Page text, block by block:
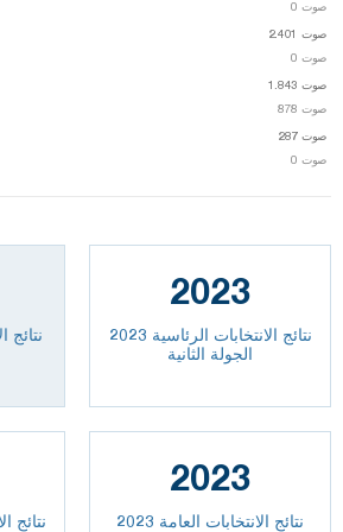
2.401 صوت
1.843 صوت
287 صوت
صوت
0 صوت
0 صوت
878 صوت
0 صوت
نتائج
2023
نتائج الانتخابات الرئاسية 2023
الجولة الثانية
نتائج
2023
2023 نتائج الانتخابات العامة